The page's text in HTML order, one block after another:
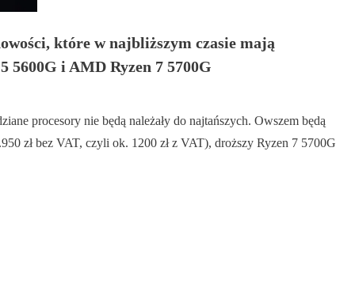
które w najbliższym czasie mają
5600G i AMD Ryzen 7 5700G
procesory nie będą należały do najtańszych. Owszem będą
zł bez VAT, czyli ok. 1200 zł z VAT), droższy Ryzen 7 5700G